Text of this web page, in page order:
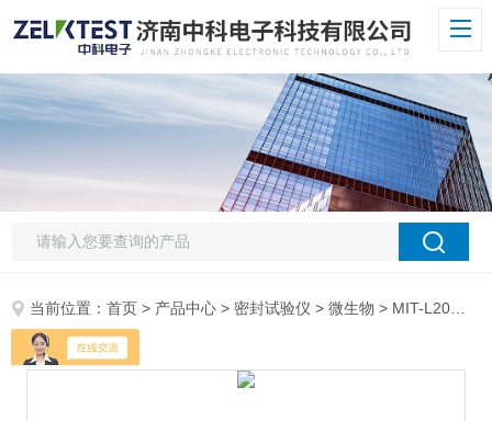
当前位置：首页 > 产品中心 > 密封试验仪 >微生物 > MIT-L20微生物浸没法色水法双功能正负压测试仪